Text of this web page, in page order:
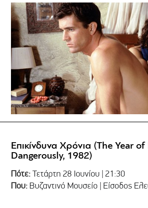
Επικίνδυνα Χρόνια (The Year
Dangerously, 1982)
Πότε:Τετάρτη 28 Ιουνίου | 21:30
Που: Βυζαντινό Μουσείο | Είσοδος